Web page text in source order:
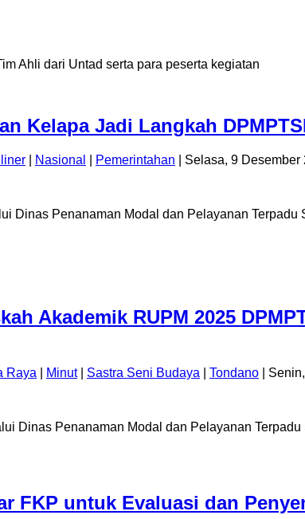
Kelapa Jadi Langkah
Nasional Pemerintahan | Selasa, 9
Dinas Penanaman Modal dan Pelayanan
Akademik RUPM 2025
Raya Minut| Sastra Seni Budaya Tondano |
Dinas Penanaman Modal dan Pelayanan
FKP untuk Evaluasi dan